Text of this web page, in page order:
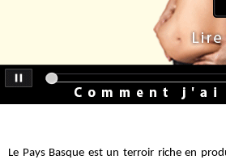
Le Pays Basque est un terroir riche en